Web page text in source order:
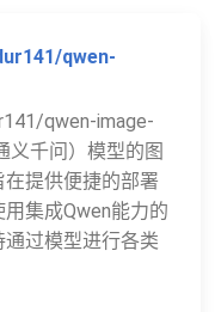
qwen-
qwen-image-
义千问）模型的图
提供便捷的部署
集成Qwen能力的
过模型进行各类